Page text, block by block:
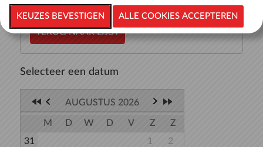
TERUG NAAR LIJST
Selecteer een datum
AUGUSTUS 2026
M D W D V Z
Z
31
1
2